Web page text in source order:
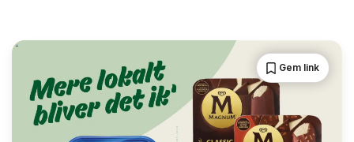
Gem link